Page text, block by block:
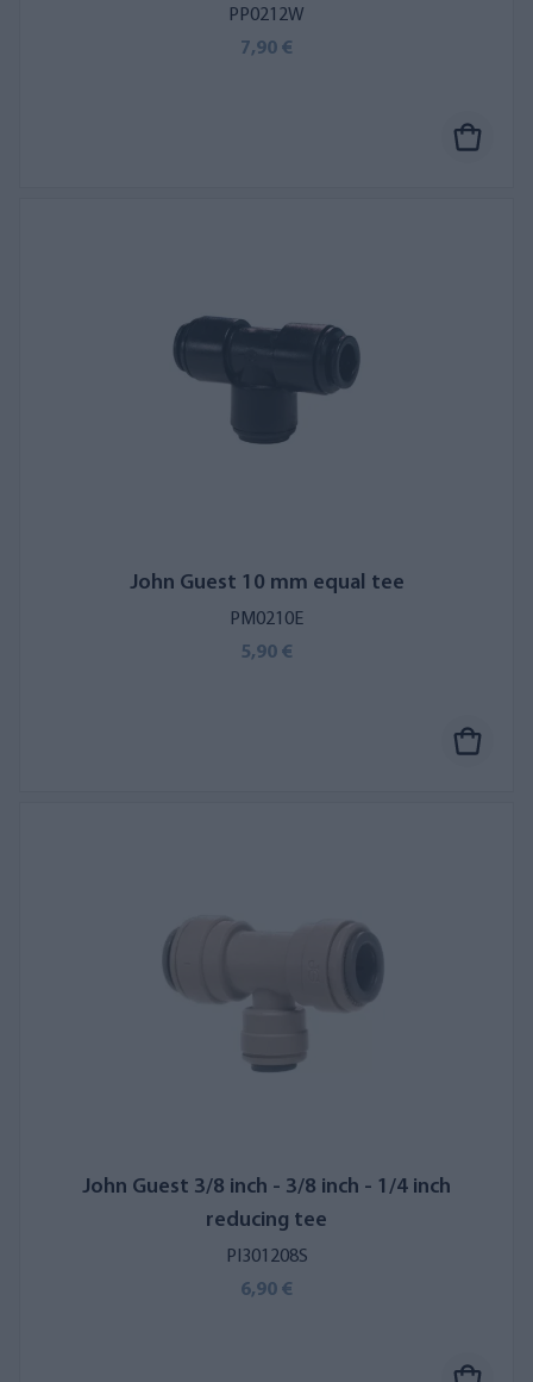
PP0212W
7,90 €
John Guest 10 mm equal tee
PM0210E
5,90 €
John Guest 3/8 inch - 3/8 inch - 1/4 inch
reducing tee
PI301208S
6,90 €